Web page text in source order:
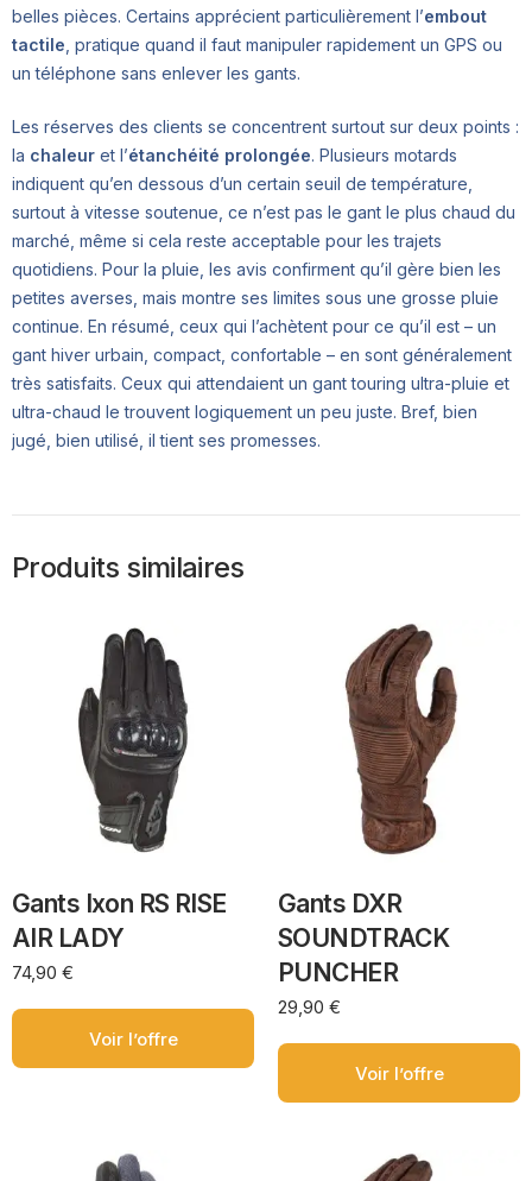
belles pièces. Certains apprécient particulièrement l’embout
tactile , pratique quand il faut manipuler rapidement un GPS ou
un téléphone sans enlever les gants.
Les réserves des clients se concentrent surtout sur deux points :
la chaleur et l’étanchéité prolongée. Plusieurs motards
indiquent qu’en dessous d’un certain seuil de température,
surtout à vitesse soutenue, ce n’est pas le gant le plus chaud du
marché, même si cela reste acceptable pour les trajets
quotidiens. Pour la pluie, les avis confirment qu’il gère bien les
petites averses, mais montre ses limites sous une grosse pluie
continue. En résumé, ceux qui l’achètent pour ce qu’il est – un
gant hiver urbain, compact, confortable – en sont généralement
très satisfaits. Ceux qui attendaient un gant touring ultra-pluie et
ultra-chaud le trouvent logiquement un peu juste. Bref, bien
jugé, bien utilisé, il tient ses promesses.
Produits similaires
Gants Ixon RS RISE
AIR LADY
74,90 €
Voir l’offre
Gants DXR
SOUNDTRACK
PUNCHER
29,90 €
Voir l’offre